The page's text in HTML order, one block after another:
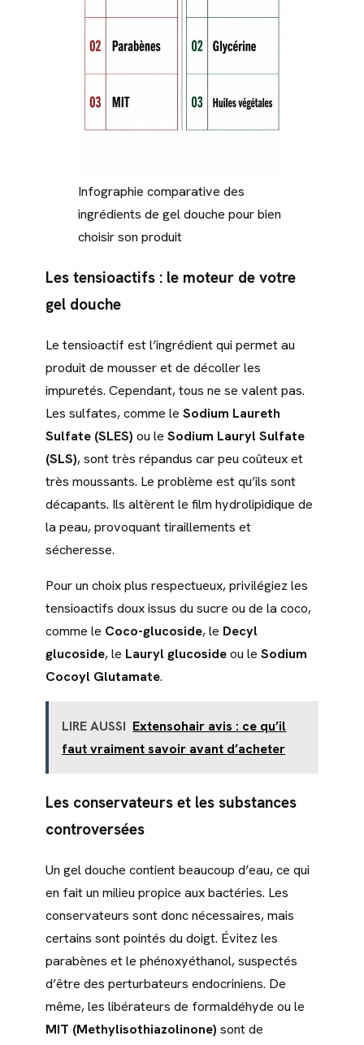
Infographie comparative des
ingrédients de gel douche pour bien
choisir son produit
Les tensioactifs : le moteur de votre
gel douche
Le tensioactif est l’ingrédient qui permet au
produit de mousser et de décoller les
impuretés. Cependant, tous ne se valent pas.
Les sulfates, comme le Sodium Laureth
Sulfate (SLES) ou le Sodium Lauryl Sulfate
(SLS), sont très répandus car peu coûteux et
très moussants. Le problème est qu’ils sont
décapants. Ils altèrent le film hydrolipidique de
la peau, provoquant tiraillements et
sécheresse.
Pour un choix plus respectueux, privilégiez les
tensioactifs doux issus du sucre ou de la coco,
comme le Coco-glucoside, le Decyl
glucoside, le Lauryl glucosideou le Sodium
Cocoyl Glutamate.
LIRE AUSSI Extensohair avis : ce qu’il
faut vraiment savoir avant d’acheter
Les conservateurs et les substances
controversées
Un gel douche contient beaucoup d’eau, ce qui
en fait un milieu propice aux bactéries. Les
conservateurs sont donc nécessaires, mais
certains sont pointés du doigt. Évitez les
parabènes et le phénoxyéthanol, suspectés
d’être des perturbateurs endocriniens. De
même, les libérateurs de formaldéhyde ou le
MIT (Methylisothiazolinone) sont de